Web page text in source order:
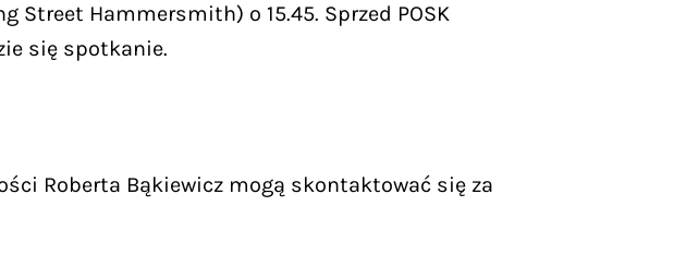
Street Hammersmith) o 15.45. Sprzed POSK
się spotkanie.
Roberta Bąkiewicz mogą skontaktować się za